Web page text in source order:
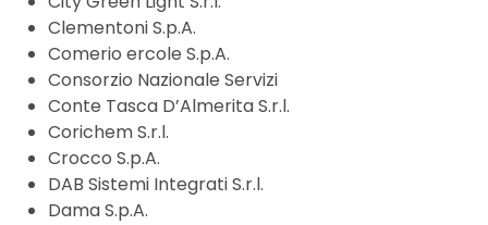
Clementoni S.p.A.
Comerio ercole S.p.A.
Consorzio Nazionale Servizi
Conte Tasca D’Almerita S.r.l.
Corichem S.r.l.
Crocco S.p.A.
DAB Sistemi Integrati S.r.l.
Dama S.p.A.